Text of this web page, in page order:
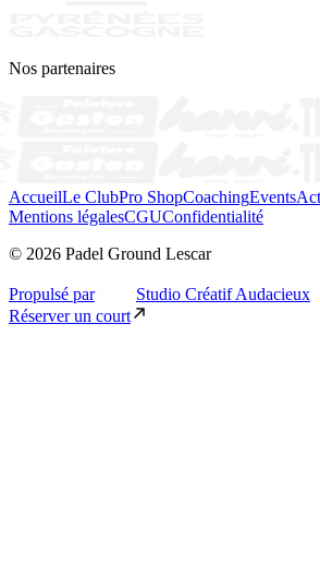
Nos partenaires
AccueilLe ClubPro ShopCoachingEvents
Mentions légalesCGUConfidentialité
© 2026 Padel Ground Lescar
Propulsé par
Studio Créatif Audacieux
Réserver un court